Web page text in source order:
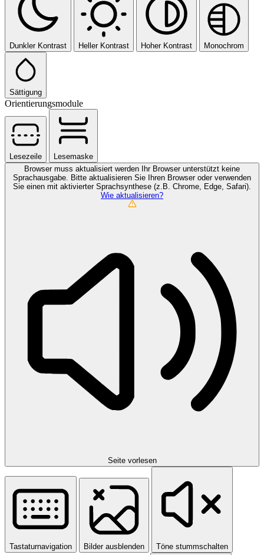
Dunkler Kontrast Heller Kontrast Hoher Kontrast Monochrom
Sättigung
Orientierungsmodule
Lesezeile
Lesemaske
Browser muss aktualisiert werden Ihr Browser unterstützt keine
Sprachausgabe. Bitte aktualisieren Sie Ihren Browser oder verwenden
Sie einen mit aktivierter Sprachsynthese (z.B. Chrome, Edge, Safari).
Wie aktualisieren?
Seite vorlesen
Tastaturnavigation Bilder ausblenden Töne stummschalten